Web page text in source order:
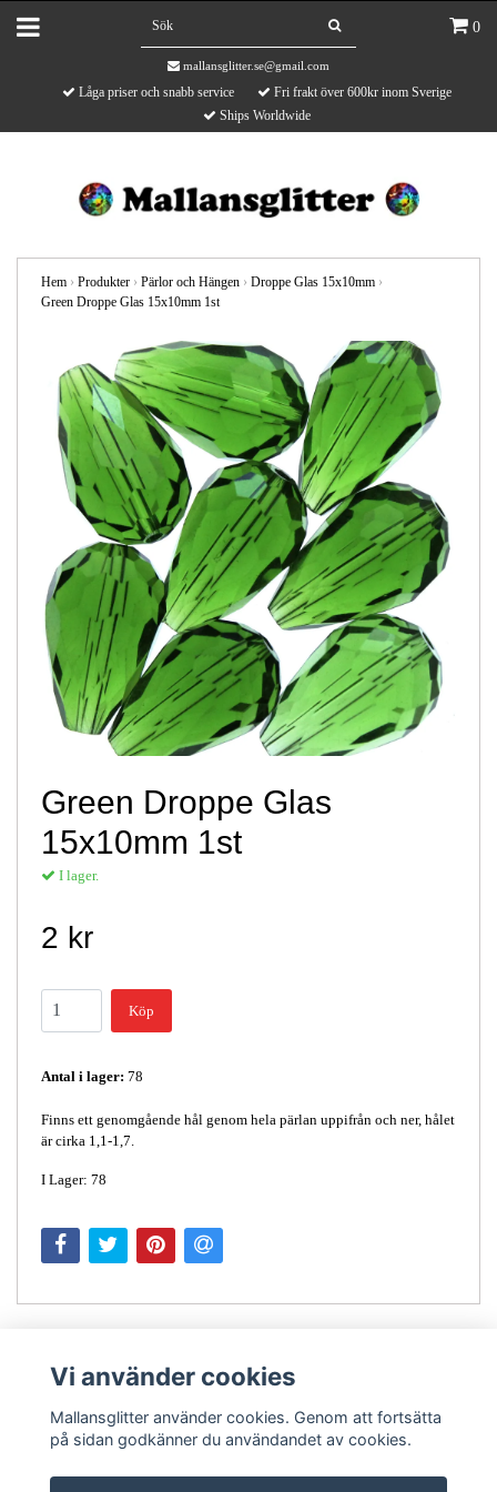
0
mallansglitter.se@gmail.com
Låga priser och snabb service
Fri frakt över 600kr inom Sverige
Ships Worldwide
Hem › Produkter › Pärlor och Hängen › Droppe Glas 15x10mm ›
Green Droppe Glas 15x10mm 1st
Green Droppe Glas
15x10mm 1st
I lager.
2 kr
Köp
Antal i lager: 78
Finns ett genomgående hål genom hela pärlan uppifrån och ner, hålet
är cirka 1,1-1,7.
I Lager: 78
Vi använder cookies
Mallansglitter använder cookies. Genom att fortsätta
på sidan godkänner du användandet av cookies.